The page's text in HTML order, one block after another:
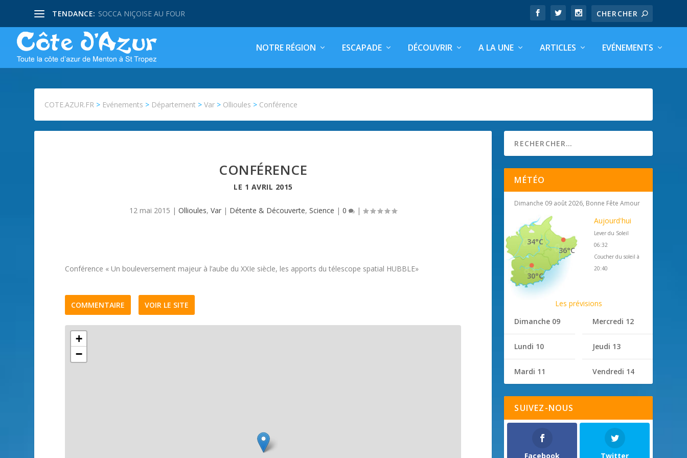
TENDANCE: SOCCA NIÇOISE AU FOUR
NOTRE RÉGION ESCAPADE DÉCOUVRIR A LA UNE ARTICLES EVÉNEMENTS
COTE.AZUR.FR > Evénements > Département >Var > Ollioules > Conférence
CONFÉRENCE
LE 1 AVRIL 2015
12 mai 2015 |Ollioules,Var | Détente & Découverte,Science |0 |
Conférence « Un bouleversement majeur à l’aube du XXIe siècle, les apports du télescope spatial HUBBLE»
COMMENTAIRE VOIR LE SITE
+
−
MÉTÉO
Dimanche 09 août 2026, Bonne Fête Amour
36°C
34°C
30°C
Aujourd'hui
Lever du Soleil
06:32
Coucher du soleil à
20:40
Les prévisions
Dimanche 09
Lundi 10
Mardi 11
Mercredi 12
Jeudi 13
Vendredi 14
SUIVEZ-NOUS
Facebook Twitter